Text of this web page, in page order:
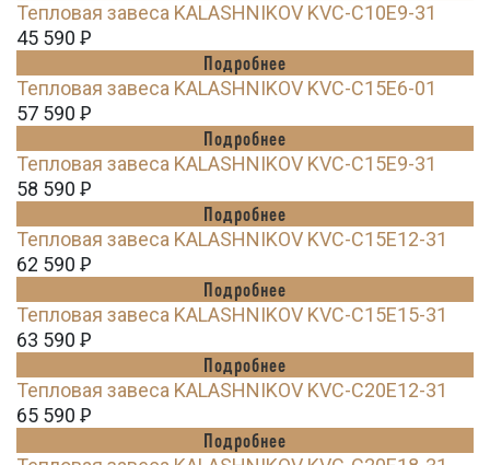
Тепловая завеса KALASHNIKOV KVС-C10E9-31
45 590 Ꝑ
Подробнее
Тепловая завеса KALASHNIKOV KVС-C15E6-01
57 590 Ꝑ
Подробнее
Тепловая завеса KALASHNIKOV KVС-C15E9-31
58 590 Ꝑ
Подробнее
Тепловая завеса KALASHNIKOV KVС-C15E12-31
62 590 Ꝑ
Подробнее
Тепловая завеса KALASHNIKOV KVС-C15E15-31
63 590 Ꝑ
Подробнее
Тепловая завеса KALASHNIKOV KVС-C20E12-31
65 590 Ꝑ
Подробнее